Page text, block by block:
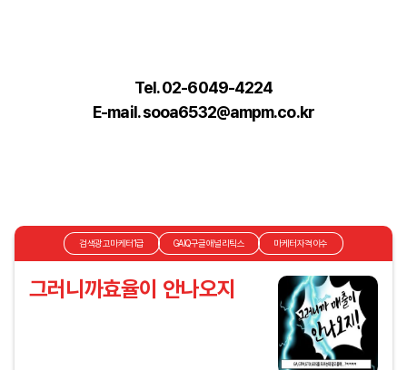
Tel. 02-6049-4224
E-mail. sooa6532@ampm.co.kr
검색광고마케터1급 GAIQ구글애널리틱스 마케터자격이수
그러니까효율이 안나오지